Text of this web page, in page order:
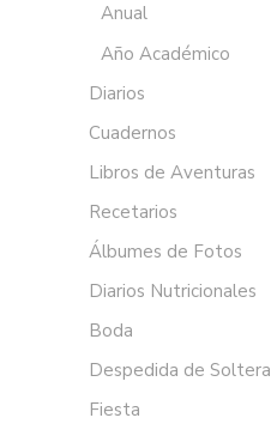
Anual
Año Académico
Diarios
Cuadernos
Libros de Aventuras
Recetarios
Álbumes de Fotos
Diarios Nutricionales
Boda
Despedida de Soltera
Fiesta